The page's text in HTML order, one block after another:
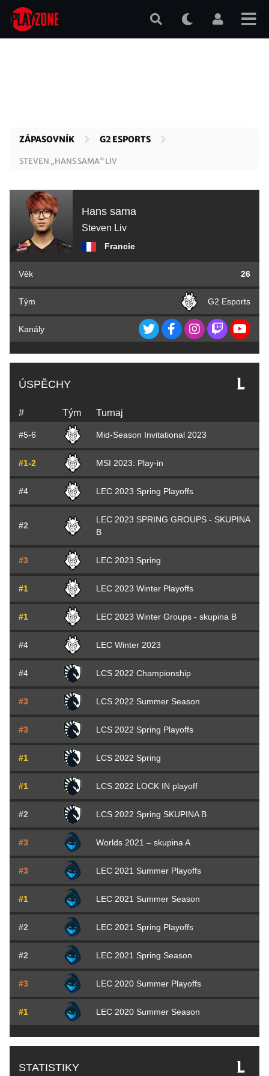
Přejít
hlavnímu
ZÁPASOVNÍK G2 ESPORTS
STEVEN „HANS SAMA“ LIV
Hans sama
Steven Liv
Francie
Věk 26
Tým G2 Esports
Kanály
ÚSPĚCHY
# Tým Turnaj
#5-6 Mid-Season Invitational 2023
#1-2 MSI 2023: Play-in
#4 LEC 2023 Spring Playoffs
#2
LEC 2023 SPRING GROUPS - SKUPINA
B
#3 LEC 2023 Spring
#1 LEC 2023 Winter Playoffs
#1 LEC 2023 Winter Groups - skupina B
#4 LEC Winter 2023
#4 LCS 2022 Championship
#3 LCS 2022 Summer Season
#3 LCS 2022 Spring Playoffs
#1 LCS 2022 Spring
#1 LCS 2022 LOCK IN playoff
#2 LCS 2022 Spring SKUPINA B
#3 Worlds 2021 – skupina A
#3 LEC 2021 Summer Playoffs
#1 LEC 2021 Summer Season
#2 LEC 2021 Spring Playoffs
#2 LEC 2021 Spring Season
#3 LEC 2020 Summer Playoffs
#1 LEC 2020 Summer Season
STATISTIKY